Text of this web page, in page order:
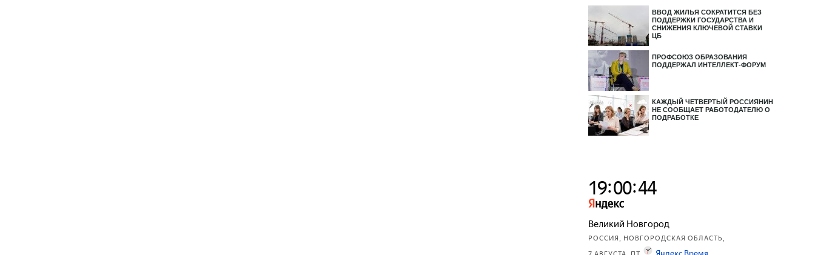
ВВОД ЖИЛЬЯ СОКРАТИТСЯ БЕЗ
ПОДДЕРЖКИ ГОСУДАРСТВА И
СНИЖЕНИЯ КЛЮЧЕВОЙ СТАВКИ
ЦБ
ПРОФСОЮЗ ОБРАЗОВАНИЯ
ПОДДЕРЖАЛ ИНТЕЛЛЕКТ-ФОРУМ
КАЖДЫЙ ЧЕТВЕРТЫЙ РОССИЯНИН
НЕ СООБЩАЕТ РАБОТОДАТЕЛЮ О
ПОДРАБОТКЕ